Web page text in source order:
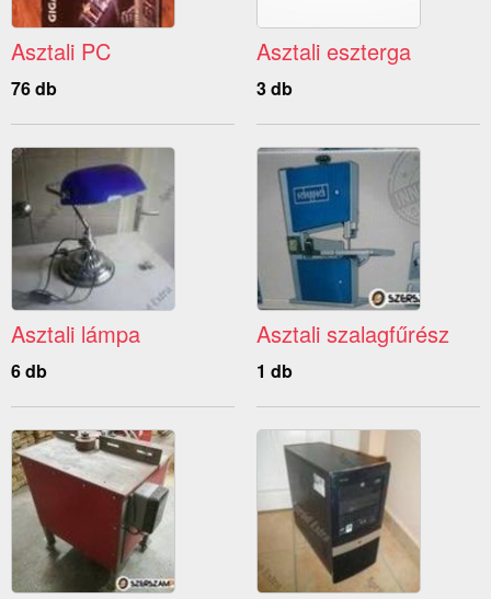
Asztali PC
76 db
Asztali eszterga
3 db
Asztali lámpa
6 db
Asztali szalagfűrész
1 db